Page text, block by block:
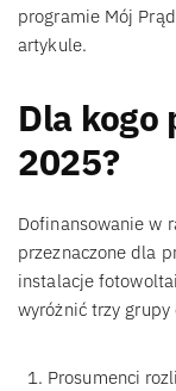
programie Mój
artykule.
Dla kogo
2025?
Dofinansowanie w
przeznaczone dla
instalacje
wyróżnić trzy
Prosumenci